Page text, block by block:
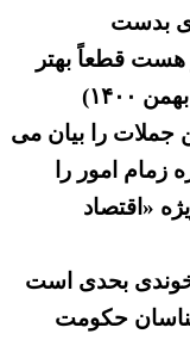
بدست
هست قطعاً بهتر
را بیان می
امور را
«اقتصاد
بحدی است
حکومت